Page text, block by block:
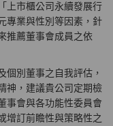
上市櫃公司永續發展行
專業與性別等因素，針
推薦董事會成員之依
個別董事之自我評估，
神，建議貴公司定期檢
事會與各功能性委員會
增訂前瞻性與策略性之